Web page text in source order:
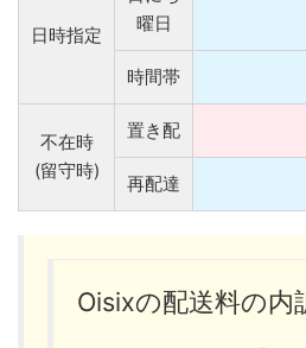
日時指定
曜日
時間帯
不在時
(留守時)
置き配
再配達
Oisixの配送料の内